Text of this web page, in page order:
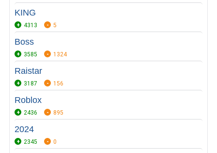
KING
4313 5
Boss
3585 1324
Raistar
3187 156
Roblox
2436 895
2024
2345 0